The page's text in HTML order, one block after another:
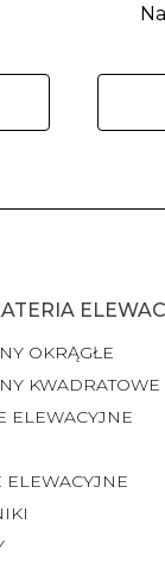
OKRĄGŁE
KWADRATOWE
ELEWACYJNE
ELEWACYJNE